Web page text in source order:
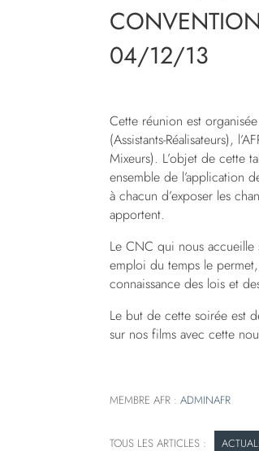
04/12/13
Cette réunion est
(Assistants-Réalisateurs),
Mixeurs). L’objet de cette
ensemble de l’application
à chacun d’exposer les
apportent.
Le CNC qui nous accueille
emploi du temps le
connaissance des lois et
Le but de cette soirée est
sur nos films avec cette
MEMBRE AFR : ADMINAFR